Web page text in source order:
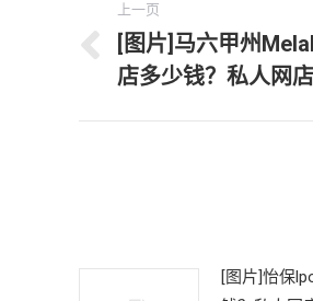
章
上一页
上
一
文
[图片]马六甲州
店多少钱？私人网店
[图片]怡保